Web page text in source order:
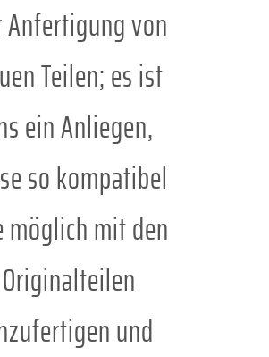
Anfertigung von
Teilen; es ist
ein Anliegen,
so kompatibel
mit den
Originalteilen
und